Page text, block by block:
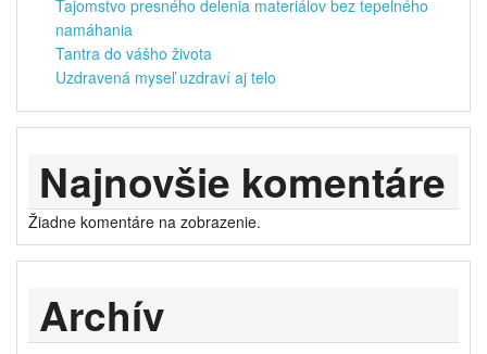
Tajomstvo presného delenia materiálov bez tepelného
namáhania
Tantra do vášho života
Uzdravená myseľ uzdraví aj telo
Najnovšie komentáre
Žiadne komentáre na zobrazenie.
Archív